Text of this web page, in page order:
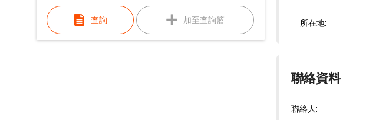
查詢 加至查詢籃 所在地:
聯絡資料
聯絡人: